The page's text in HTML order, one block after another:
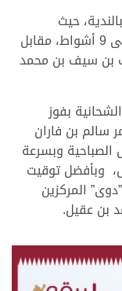
حيث
استطاعت هجن الشحانية بسط نفوذها على 9 أشواط، مقابل
بن سيف بن محمد
بفوز
سالم بن فاران
الصباحية وبسرعة
وبأفضل توقيت
و”دوى” المركزين
بن عقيل.